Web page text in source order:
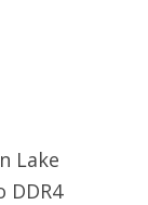
Lake
DDR4